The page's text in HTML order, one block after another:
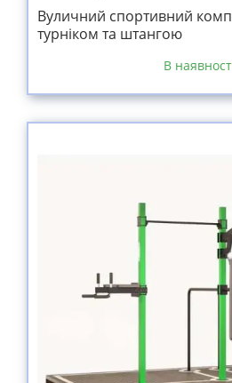
Вуличний спортивний
турніком та штангою
В